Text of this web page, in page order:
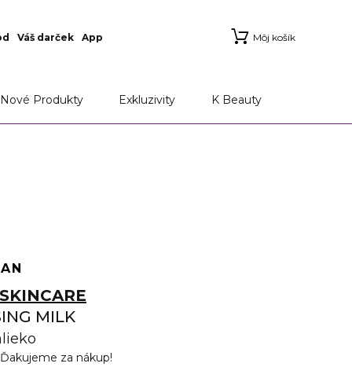
Váš darček App Môj košík
Nové Produkty Exkluzivity K Beauty
MILK
Ďakujeme za nákup!